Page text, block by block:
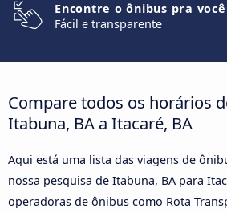
Encontre o ônibus pra você
Fácil e transparente
Compare todos os horários
Itabuna, BA a Itacaré, BA
Aqui está uma lista das viagens de
nossa pesquisa de Itabuna, BA para
operadoras de ônibus como Rota